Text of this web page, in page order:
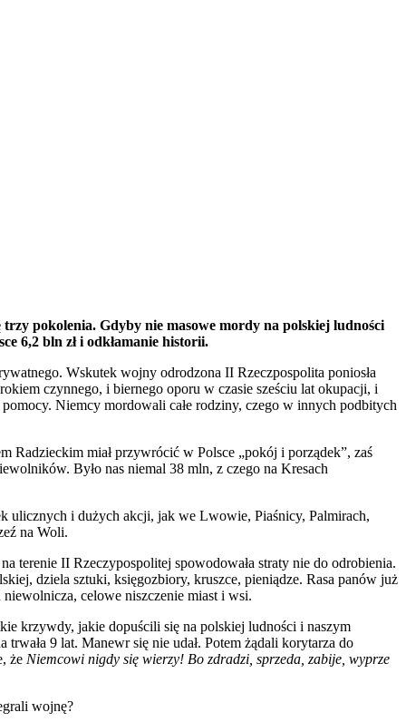
pokolenia. Gdyby nie masowe mordy na polskiej ludności
6,2 bln zł i odkłamanie historii.
Wskutek wojny odrodzona II Rzeczpospolita poniosła
czynnego, i biernego oporu w czasie sześciu lat okupacji, i
Niemcy mordowali całe rodziny, czego w innych podbitych
Radzieckim miał przywrócić w Polsce „pokój i porządek”, zaś
Było nas niemal 38 mln, z czego na Kresach
ulicznych i dużych akcji, jak we Lwowie, Piaśnicy, Palmirach,
na Woli.
terenie II Rzeczypospolitej spowodowała straty nie do odrobienia.
dziela sztuki, księgozbiory, kruszce, pieniądze. Rasa panów już
celowe niszczenie miast i wsi.
krzywdy, jakie dopuścili się na polskiej ludności i naszym
9 lat. Manewr się nie udał. Potem żądali korytarza do
że Niemcowi nigdy się wierzy! Bo zdradzi, sprzeda, zabije, wyprze
wojnę?